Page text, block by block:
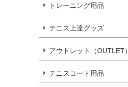
トレーニング用品
テニス上達グッズ
アウトレット（OUTLET）
テニスコート用品